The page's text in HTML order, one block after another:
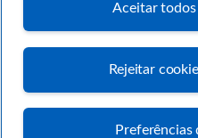
Arquivo
Aceitar todos
Rejeitar
Preferências